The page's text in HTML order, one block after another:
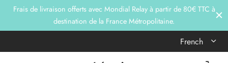
Frais de livraison offerts avec Mondial Relay à partir de 80€ TTC à
destination de la France Métropolitaine.
French